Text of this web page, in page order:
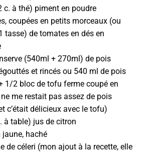
c. à thé) piment en poudre
coupées en petits morceaux (ou
tasse) de tomates en dés en
(540ml + 270ml) de pois
et rincés ou 540 ml de pois
1/2 bloc de tofu ferme coupé en
me restait pas assez de pois
c’était délicieux avec le tofu)
à table) jus de citron
haché
de céleri (mon ajout à la recette, elle